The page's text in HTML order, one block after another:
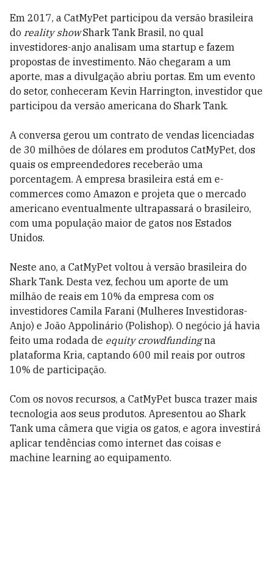
Em 2017, a CatMyPet participou da versão brasileira
do reality showShark Tank Brasil, no qual
investidores-anjo analisam uma startup e fazem
propostas de investimento. Não chegaram a um
aporte, mas a divulgação abriu portas. Em um evento
do setor, conheceram Kevin Harrington, investidor que
participou da versão americana do Shark Tank.
A conversa gerou um contrato de vendas licenciadas
de 30 milhões de dólares em produtos CatMyPet, dos
quais os empreendedores receberão uma
porcentagem. A empresa brasileira está em e-
commerces como Amazon e projeta que o mercado
americano eventualmente ultrapassará o brasileiro,
com uma população maior de gatos nos Estados
Unidos.
Neste ano, a CatMyPet voltou à versão brasileira do
Shark Tank. Desta vez, fechou um aporte de um
milhão de reais em 10% da empresa com os
investidores Camila Farani (Mulheres Investidoras-
Anjo) e João Appolinário (Polishop). O negócio já havia
feito uma rodada de equity crowdfundingna
plataforma Kria, captando 600 mil reais por outros
10% de participação.
Com os novos recursos, a CatMyPet busca trazer mais
tecnologia aos seus produtos. Apresentou ao Shark
Tank uma câmera que vigia os gatos, e agora investirá
aplicar tendências como internet das coisas e
machine learning ao equipamento.